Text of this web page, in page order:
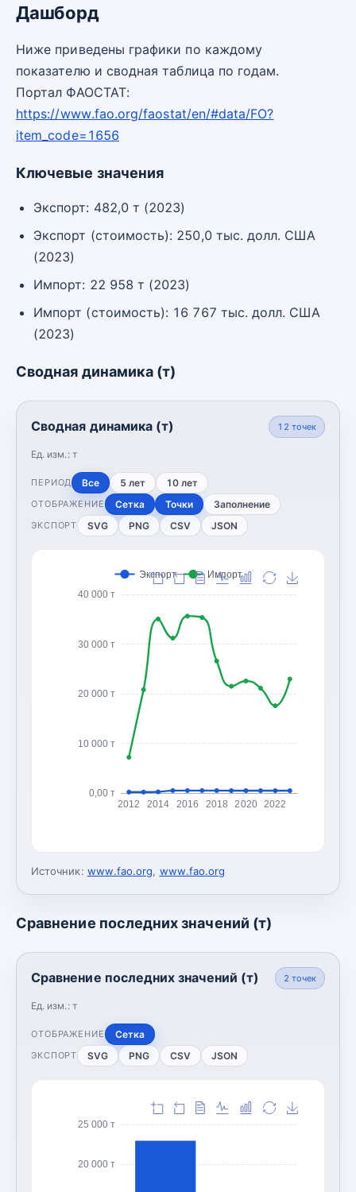
Дашборд
Ниже приведены графики по каждому
показателю и сводная таблица по годам.
Портал ФАОСТАТ:
https://www.fao.org/faostat/en/#data/FO?
item_code=1656
Ключевые значения
Экспорт: 482,0 т (2023)
Экспорт (стоимость): 250,0 тыс. долл. США
(2023)
Импорт: 22 958 т (2023)
Импорт (стоимость): 16 767 тыс. долл. США
(2023)
Сводная динамика (т)
Сводная динамика (т)
Ед. изм.: т
12 точек
ПЕРИОД Все 5 лет 10 лет
ОТОБРАЖЕНИЕ Сетка Точки Заполнение
ЭКСПОРТ SVG PNG CSV JSON
0,00 т
10 000 т
20 000 т
30 000 т
40 000 т
2012 2014 2016 2018 2020 2022
Экспорт Импорт
Источник: www.fao.org, www.fao.org
Сравнение последних значений (т)
Сравнение последних значений (т)
Ед. изм.: т
2 точек
ОТОБРАЖЕНИЕ Сетка
ЭКСПОРТ SVG PNG CSV JSON
20 000 т
25 000 т